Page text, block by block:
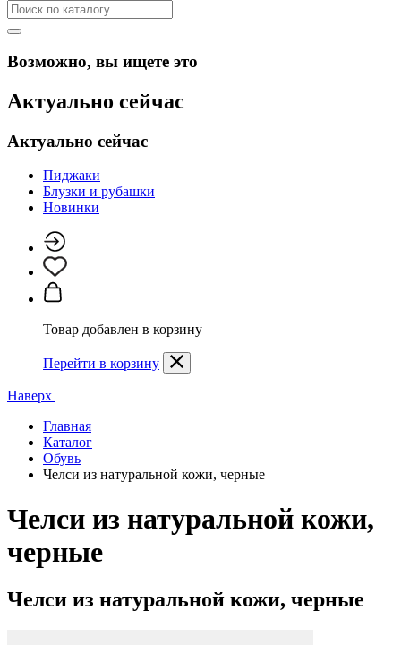
Возможно, вы ищете это
Актуально сейчас
Актуально сейчас
Пиджаки
Блузки и рубашки
Новинки
Товар добавлен в корзину
Перейти в корзину
Наверх
Главная
Каталог
Обувь
Челси из натуральной кожи, черные
Челси из натуральной кожи,
черные
Челси из натуральной кожи, черные